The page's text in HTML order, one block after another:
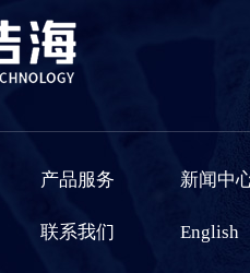
产品服务 新闻中
联系我们 English